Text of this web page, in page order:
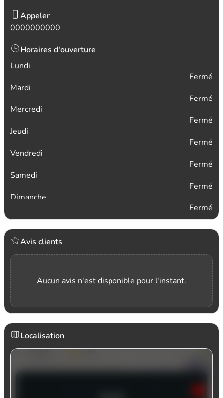
Appeler
0000000000
Horaires d'ouverture
Lundi
Fermé
Mardi
Fermé
Mercredi
Fermé
Jeudi
Fermé
Vendredi
Fermé
Samedi
Fermé
Dimanche
Fermé
Avis clients
Aucun avis n'est disponible pour l'instant.
Localisation